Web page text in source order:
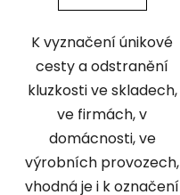
K vyznačení únikové
cesty a odstranění
kluzkosti ve skladech,
ve firmách, v
domácnosti, ve
výrobních provozech,
vhodná je i k označení